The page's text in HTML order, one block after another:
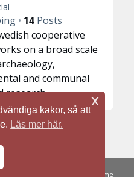
14Posts
cooperative
on a broad scale
and communal
research.
by Enfold WordPress Theme
kakor, så att
Läs mer här.
x